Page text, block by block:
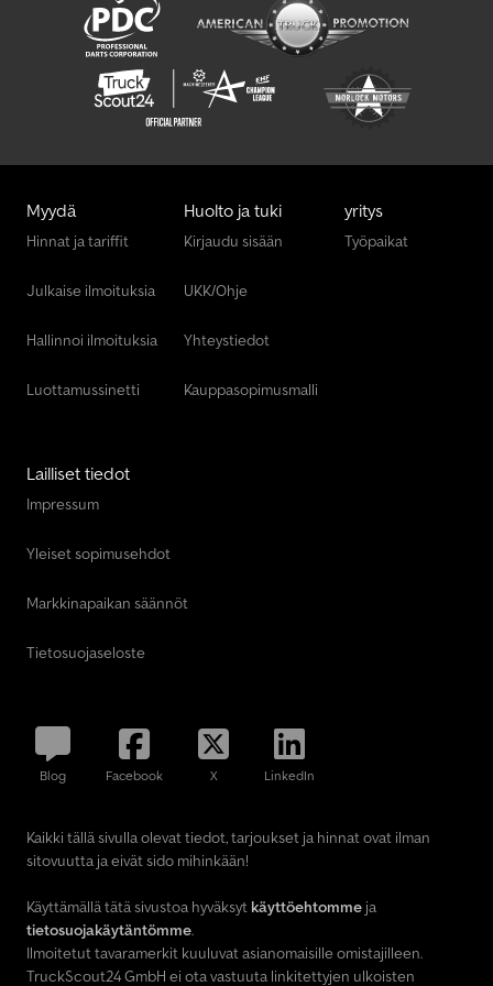
Myydä
Hinnat ja tariffit
Julkaise ilmoituksia
Hallinnoi ilmoituksia
Luottamussinetti
Huolto ja tuki
Kirjaudu sisään
UKK/Ohje
Yhteystiedot
Kauppasopimusmalli
yritys
Työpaikat
Lailliset tiedot
Impressum
Yleiset sopimusehdot
Markkinapaikan säännöt
Tietosuojaseloste
Blog Facebook X LinkedIn
Kaikki tällä sivulla olevat tiedot, tarjoukset ja hinnat ovat ilman
sitovuutta ja eivät sido mihinkään!
Käyttämällä tätä sivustoa hyväksyt käyttöehtomme ja
tietosuojakäytäntömme.
Ilmoitetut tavaramerkit kuuluvat asianomaisille omistajilleen.
TruckScout24 GmbH ei ota vastuuta linkitettyjen ulkoisten